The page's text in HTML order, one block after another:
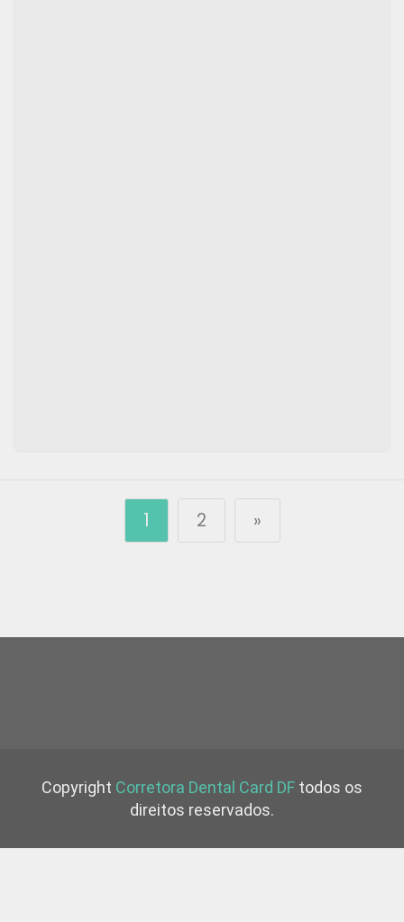
1 2 »
Copyright Corretora Dental Card DF todos os
direitos reservados.